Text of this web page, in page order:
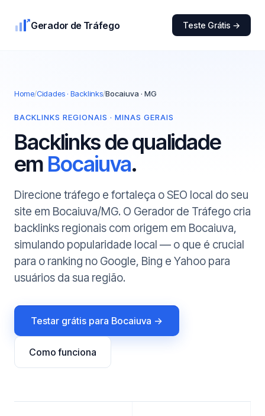
Gerador de Tráfego Teste Grátis →
Home/Cidades · Backlinks/Bocaiuva · MG
BACKLINKS REGIONAIS · MINAS GERAIS
Backlinks de qualidade
em Bocaiuva.
Direcione tráfego e fortaleça o SEO local do seu
site em Bocaiuva/MG. O Gerador de Tráfego cria
backlinks regionais com origem em Bocaiuva,
simulando popularidade local — o que é crucial
para o ranking no Google, Bing e Yahoo para
usuários da sua região.
Testar grátis para Bocaiuva →
Como funciona